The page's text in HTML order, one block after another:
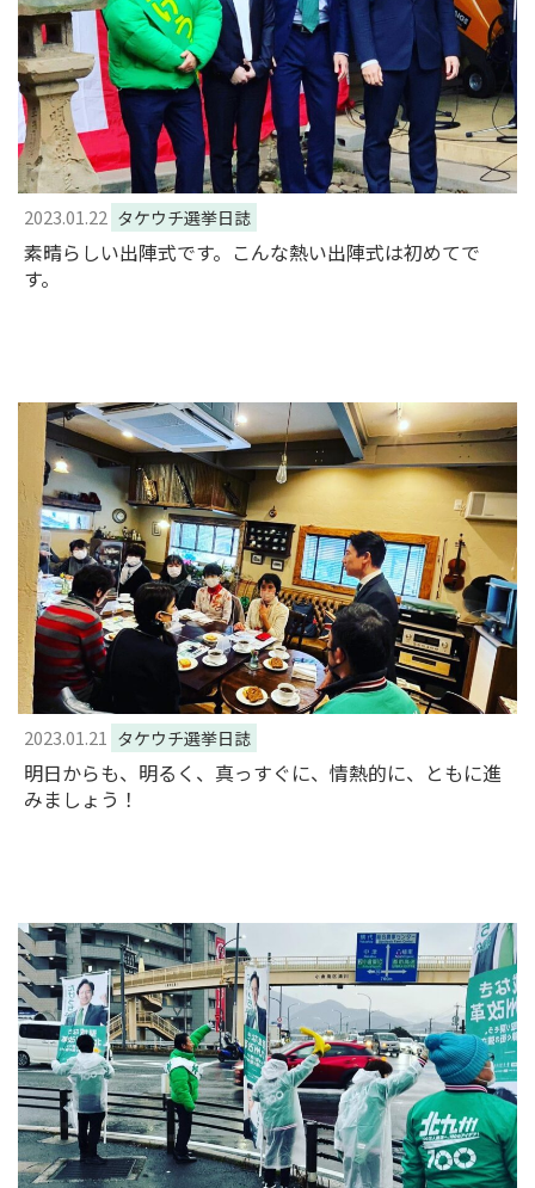
2023.01.22 タケウチ選挙日誌
素晴らしい出陣式です。こんな熱い出陣式は初めてで
す。
2023.01.21 タケウチ選挙日誌
明日からも、明るく、真っすぐに、情熱的に、ともに進
みましょう！